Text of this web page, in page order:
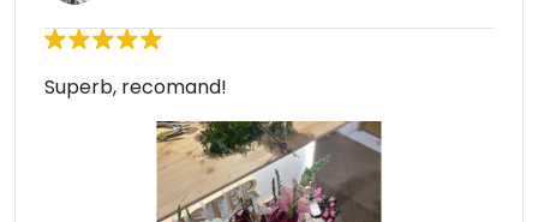
Superb, recomand!